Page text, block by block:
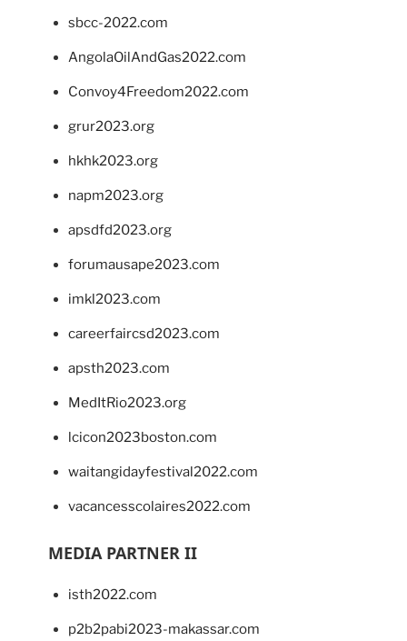
sbcc-2022.com
AngolaOilAndGas2022.com
Convoy4Freedom2022.com
grur2023.org
hkhk2023.org
napm2023.org
apsdfd2023.org
forumausape2023.com
imkl2023.com
careerfaircsd2023.com
apsth2023.com
MedItRio2023.org
lcicon2023boston.com
waitangidayfestival2022.com
vacancesscolaires2022.com
MEDIA PARTNER II
isth2022.com
p2b2pabi2023-makassar.com